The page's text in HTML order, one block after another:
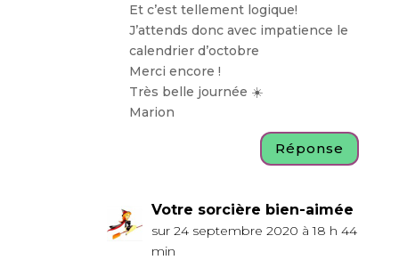
Et c’est tellement logique!
J’attends donc avec impatience le
calendrier d’octobre
Merci encore !
Très belle journée ☀️
Marion
Réponse
Votre sorcière bien-aimée
sur 24 septembre 2020 à 18 h 44
min